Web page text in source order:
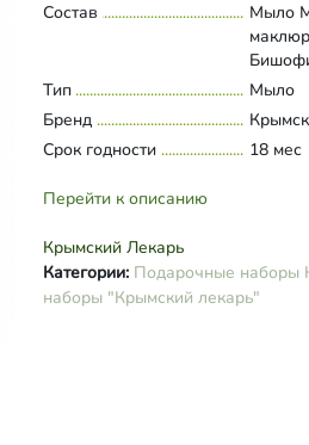
Состав
Мыло
Тип
Мыло
Бренд
Срок годности
18 мес
Перейти к описанию
Крымский Лекарь
Категории: Подарочные наборы
наборы "Крымский лекарь"